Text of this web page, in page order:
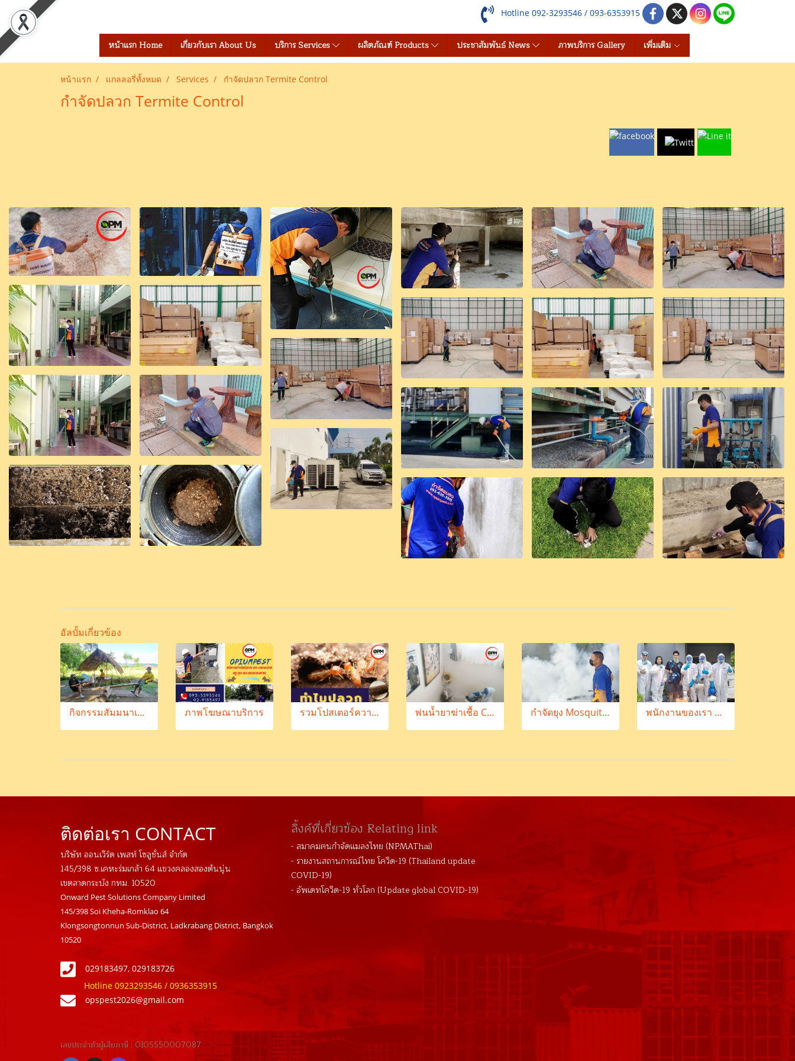
Hotline 092-3293546 / 093-6353915
หน้าแรก Home เกี่ยวกับเรา About Us บริการ Services ผลิตภัณฑ์ Products ประชาสัมพันธ์ News ภาพบริการ Gallery เพิ่มเติม
หน้าแรก แกลลอรี่ทั้งหมด Services กำจัดปลวก Termite Control
กำจัดปลวก Termite Control
อัลบั้มเกี่ยวข้อง
กิจกรรมสัมมนาเชื่อมความสัมพันธ์พนักงาน OPM 16-17/11//2563 ภาพโฆษณาบริการ รวมโปสเตอร์ความรู้เกี่ยวกับแมลง พ่นน้ำยาฆ่าเชื้อ COVID-19 กำจัดยุง Mosquito Control พนักงานของเรา Our Staff
ติดต่อเรา CONTACT
บริษัท ออนเวิร์ด เพสท์ โซลูชั่นส์ จำกัด
145/398 ซ.เคหะร่มเกล้า 64 แขวงคลองสองต้นนุ่น
เขตลาดกระบัง กทม. 10520
Onward Pest Solutions Company Limited
145/398 Soi Kheha-Romklao 64
Klongsongtonnun Sub-District, Ladkrabang District, Bangkok
10520
029183497, 029183726
Hotline 0923293546 / 0936353915
opspest2026@gmail.com
เลขประจำตัวผู้เสียภาษี : 0105550007087
ลิ้งค์ที่เกี่ยวข้อง Relating link
- สมาคมฅนกำจัดแมลงไทย (NPMAThai)
- รายงานสถานการณ์ไทย โควิด-19 (Thailand update
COVID-19)
- อัพเดทโควิด-19 ทั่วโลก (Update global COVID-19)